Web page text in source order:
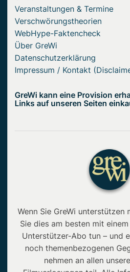
Veranstaltungen & Termine
Verschwörungstheorien
WebHype-Faktencheck
Über GreWi
Datenschutzerklärung
Impressum / Kontakt
GreWi kann eine Provision
Links auf unseren Seiten
Wenn Sie GreWi unterstützen
Sie dies am besten mit
Unterstützer-Abo tun – und
noch themenbezogenen
nehmen an allen